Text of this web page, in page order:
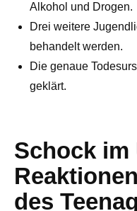
Alkohol und Drogen.
Drei weitere
behandelt werden.
Die genaue
geklärt.
Schock im
des